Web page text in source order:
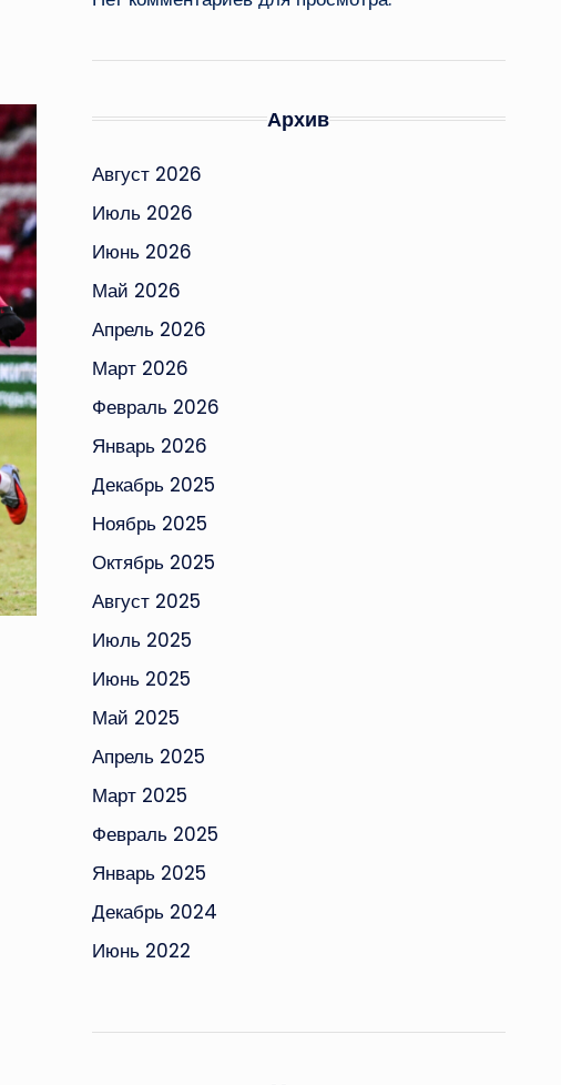
Архив
Август 2026
Июль 2026
Июнь 2026
Май 2026
Апрель 2026
Март 2026
Февраль 2026
Январь 2026
Декабрь 2025
Ноябрь 2025
Октябрь 2025
Август 2025
Июль 2025
Июнь 2025
Май 2025
Апрель 2025
Март 2025
Февраль 2025
Январь 2025
Декабрь 2024
Июнь 2022